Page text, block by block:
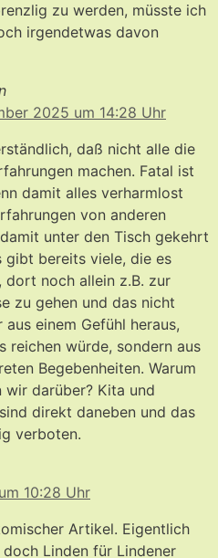
zu werden, müsste ich
irgendetwas davon
2025 um 14:28 Uhr
daß nicht alle die
machen. Fatal ist
damit alles verharmlost
von anderen
unter den Tisch gekehrt
gibt bereits viele, die es
dort noch allein z.B. zur
zu gehen und das nicht
aus einem Gefühl heraus,
reichen würde, sondern aus
Begebenheiten. Warum
wir darüber? Kita und
direkt daneben und das
verboten.
10:28 Uhr
Artikel. Eigentlich
Linden für Lindener